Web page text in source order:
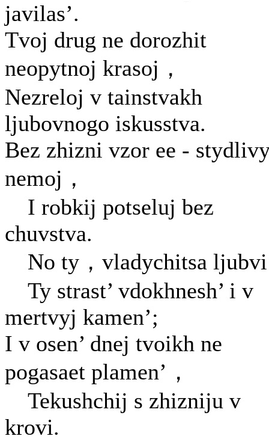
javilas’.
Tvoj drug ne dorozhit
neopytnoj krasoj，
Nezreloj v tainstvakh
ljubovnogo iskusstva.
Bez zhizni vzor ee -
nemoj，
I robkij potseluj bez
chuvstva.
No ty，vladychitsa
Ty strast’ vdokhnesh’ i v
mertvyj kamen’;
I v osen’ dnej tvoikh ne
pogasaet plamen’，
Tekushchij s zhizniju v
krovi.